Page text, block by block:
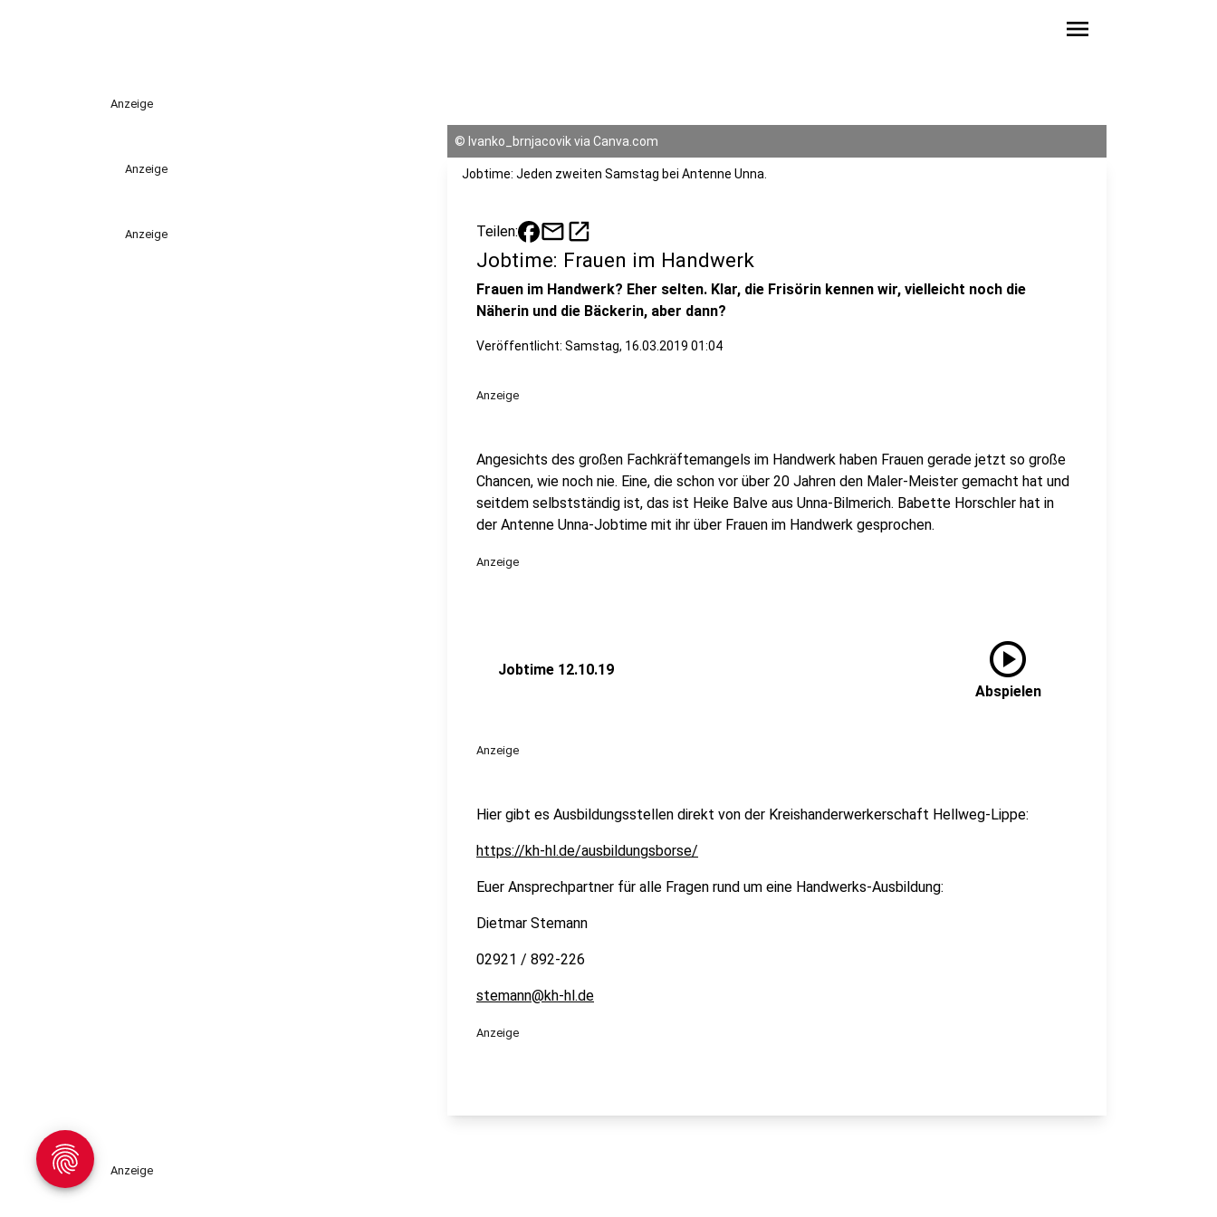
menu
Anzeige
Anzeige
Anzeige
© Ivanko_brnjacovik via Canva.com
Jobtime: Jeden zweiten Samstag bei Antenne Unna.
Teilen: mailopen_in_new
Jobtime: Frauen im Handwerk
Frauen im Handwerk? Eher selten. Klar, die Frisörin kennen wir, vielleicht noch die
Näherin und die Bäckerin, aber dann?
Veröffentlicht: Samstag, 16.03.2019 01:04
Anzeige
Angesichts des großen Fachkräftemangels im Handwerk haben Frauen gerade jetzt so große
Chancen, wie noch nie. Eine, die schon vor über 20 Jahren den Maler-Meister gemacht hat und
seitdem selbstständig ist, das ist Heike Balve aus Unna-Bilmerich. Babette Horschler hat in
der Antenne Unna-Jobtime mit ihr über Frauen im Handwerk gesprochen.
Anzeige
Jobtime 12.10.19 play_circle
Abspielen
Anzeige
Hier gibt es Ausbildungsstellen direkt von der Kreishanderwerkerschaft Hellweg-Lippe:
https://kh-hl.de/ausbildungsborse/
Euer Ansprechpartner für alle Fragen rund um eine Handwerks-Ausbildung:
Dietmar Stemann
02921 / 892-226
stemann@kh-hl.de
Anzeige
Anzeige